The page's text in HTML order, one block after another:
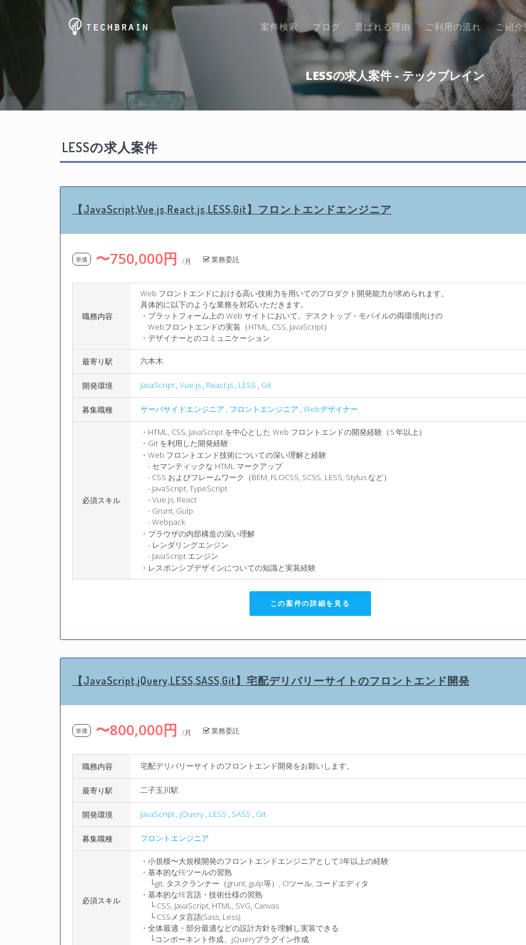
案件検索 ブログ 選ばれる理由 ご利用の流れ ご紹
LESSの求人案件 - テックブレイン
LESSの求人案件
【JavaScript,Vue.js,React.js,LESS,Git】フロントエンドエンジニア
単価 〜750,000円 /月 業務委託
職務内容
Web フロントエンドにおける高い技術力を用いてのプロダクト開発能力が求められます。
具体的に以下のような業務を対応いただきます。
・プラットフォーム上の Web サイトにおいて、デスクトップ・モバイルの両環境向けの
Webフロントエンドの実装（HTML, CSS, JavaScript）
・デザイナーとのコミュニケーション
最寄り駅 六本木
開発環境 JavaScript , Vue.js , React.js , LESS , Git
募集職種 サーバサイドエンジニア , フロントエンジニア , Webデザイナー
必須スキル
・HTML, CSS, JavaScript を中心とした Web フロントエンドの開発経験（5 年以上）
・Git を利用した開発経験
・Web フロントエンド技術についての深い理解と経験
- セマンティックな HTML マークアップ
- CSS およびフレームワーク（BEM, FLOCSS, SCSS, LESS, Stylus など）
- JavaScript, TypeScript
- Vue.js, React
- Grunt, Gulp
- Webpack
・ブラウザの内部構造の深い理解
- レンダリングエンジン
- JavaScript エンジン
・レスポンシブデザインについての知識と実装経験
この案件の詳細を見る
【JavaScript,jQuery,LESS,SASS,Git】宅配デリバリーサイトのフロントエンド開発
単価 〜800,000円 /月 業務委託
職務内容 宅配デリバリーサイトのフロントエンド開発をお願いします。
最寄り駅 二子玉川駅
開発環境 JavaScript , jQuery , LESS , SASS , Git
募集職種 フロントエンジニア
必須スキル
・小規模〜大規模開発のフロントエンドエンジニアとして3年以上の経験
・基本的なFEツールの習熟
└git, タスクランナー（grunt, gulp等）, CIツール, コードエディタ
・基本的なFE言語・技術仕様の習熟
└ CSS, JavaScript, HTML, SVG, Canvas
└ CSSメタ言語(Sass, Less)
・全体最適・部分最適などの設計方針を理解し実装できる
└コンポーネント作成、jQueryプラグイン作成